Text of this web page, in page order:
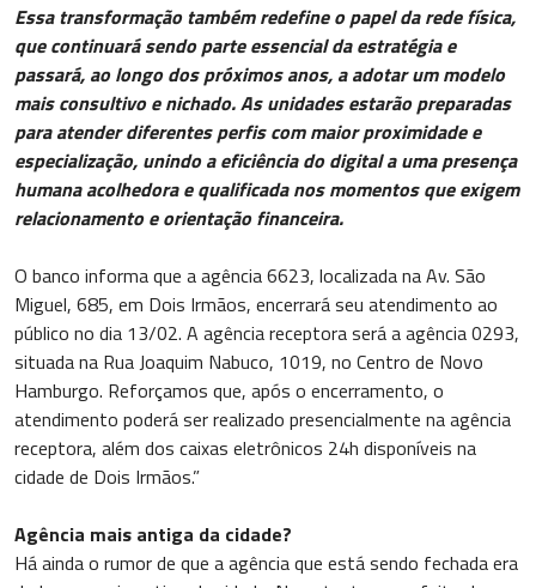
Essa transformação também redefine o papel da rede física,
que continuará sendo parte essencial da estratégia e
passará, ao longo dos próximos anos, a adotar um modelo
mais consultivo e nichado. As unidades estarão preparadas
para atender diferentes perfis com maior proximidade e
especialização, unindo a eficiência do digital a uma presença
humana acolhedora e qualificada nos momentos que exigem
relacionamento e orientação financeira.
O banco informa que a agência 6623, localizada na Av. São
Miguel, 685, em Dois Irmãos, encerrará seu atendimento ao
público no dia 13/02. A agência receptora será a agência 0293,
situada na Rua Joaquim Nabuco, 1019, no Centro de Novo
Hamburgo. Reforçamos que, após o encerramento, o
atendimento poderá ser realizado presencialmente na agência
receptora, além dos caixas eletrônicos 24h disponíveis na
cidade de Dois Irmãos.”
Agência mais antiga da cidade?
Há ainda o rumor de que a agência que está sendo fechada era